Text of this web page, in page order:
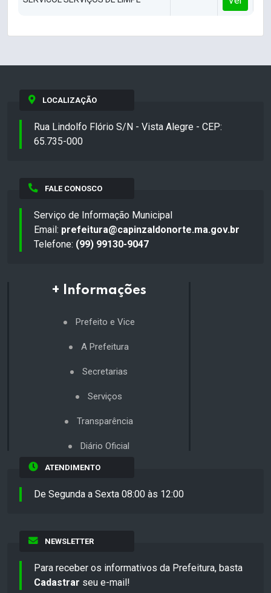
LOCALIZAÇÃO
Rua Lindolfo Flório S/N - Vista Alegre - CEP:
65.735-000
FALE CONOSCO
Serviço de Informação Municipal
Email: prefeitura@capinzaldonorte.ma.gov.br
Telefone: (99) 99130-9047
+ Informações
Prefeito e Vice
A Prefeitura
Secretarias
Serviços
Transparência
Diário Oficial
ATENDIMENTO
De Segunda a Sexta 08:00 às 12:00
NEWSLETTER
Para receber os informativos da Prefeitura, basta
Cadastrar seu e-mail!